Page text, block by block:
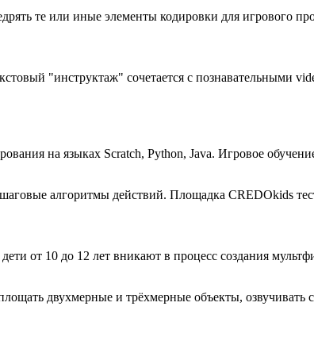
те или иные элементы кодировки для игрового
"инструктаж" сочетается с познавательными
на языках Scratch, Python, Java. Игровое
алгоритмы действий. Площадка CREDOkids
от 10 до 12 лет вникают в процесс создания
двухмерные и трёхмерные объекты, озвучивать